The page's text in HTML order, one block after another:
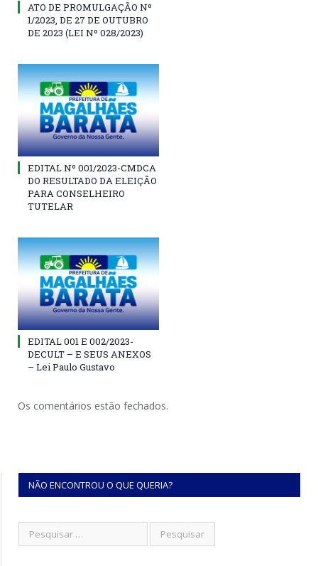
ATO DE PROMULGAÇÃO Nº
1/2023, DE 27 DE OUTUBRO
DE 2023 (LEI Nº 028/2023)
EDITAL Nº 001/2023-CMDCA
DO RESULTADO DA ELEIÇÃO
PARA CONSELHEIRO
TUTELAR
EDITAL 001 E 002/2023-
DECULT – E SEUS ANEXOS
– Lei Paulo Gustavo
Os comentários estão fechados.
NÃO ENCONTROU O QUE QUERIA?